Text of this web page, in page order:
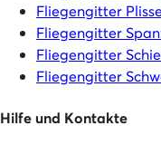
Fliegengitter
Fliegengitter
Fliegengitter
Fliegengitter
Hilfe und Kontakte